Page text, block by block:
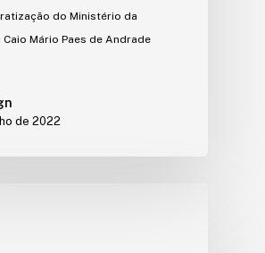
do Ministério da
Caio Mário Paes de Andrade
de 2022